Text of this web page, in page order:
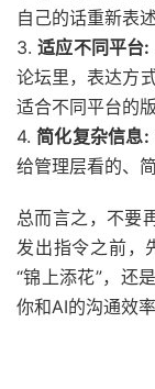
自己的话重新表
3.适应不同平台:
论坛里，表达方
适合不同平台的版
4.简化复杂信息:
给管理层看的、
总而言之，不要
发出指令之前，
“锦上添花”，还
你和AI的沟通效率